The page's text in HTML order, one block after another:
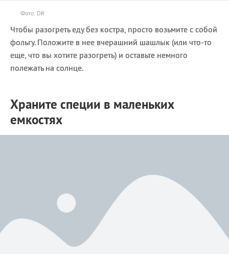
Фото: DR
Чтобы разогреть еду без костра, просто возьмите с собой
фольгу. Положите в нее вчерашний шашлык (или что-то
еще, что вы хотите разогреть) и оставьте немного
полежать на солнце.
Храните специи в маленьких
емкостях